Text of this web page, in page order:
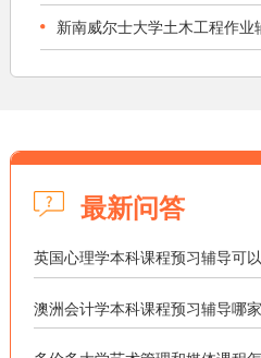
新南威尔士大学土木工程作业
最新问答
英国心理学本科课程预习辅导可
澳洲会计学本科课程预习辅导哪